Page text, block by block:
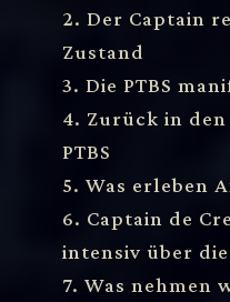
2. Der Captain
Zustand
3. Die PTBS
4. Zurück in
PTBS
5. Was erleben
6. Captain de
intensiv über die
7. Was nehmen